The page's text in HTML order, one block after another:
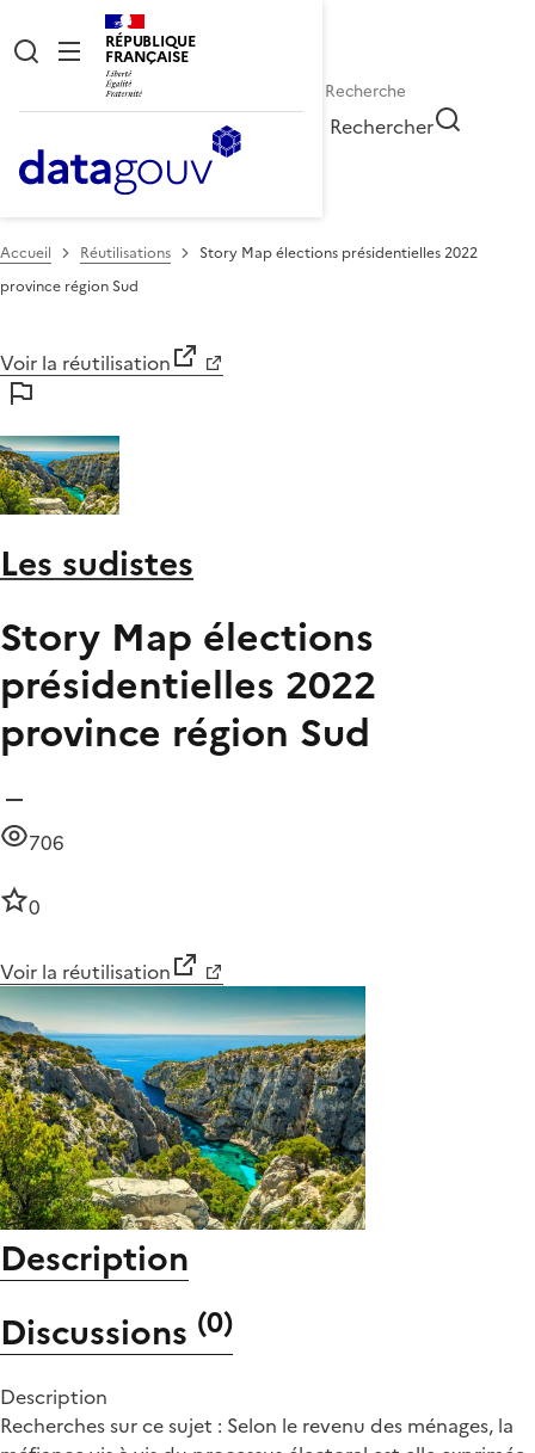
RÉPUBLIQUE
FRANÇAISE
Rechercher
Accueil Réutilisations
Story Map élections présidentielles 2022
province région Sud
Voir la réutilisation
Les sudistes
Story Map élections
présidentielles 2022
province région Sud
706
0
Voir la réutilisation
Description
Discussions (0)
Description
Recherches sur ce sujet : Selon le revenu des ménages, la